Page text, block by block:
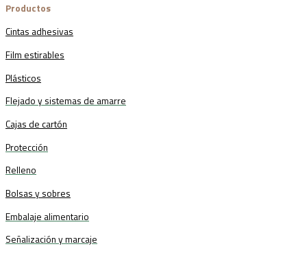
Productos
Cintas adhesivas
Film estirables
Plásticos
Flejado y sistemas de amarre
Cajas de cartón
Protección
Relleno
Bolsas y sobres
Embalaje alimentario
Señalización y marcaje